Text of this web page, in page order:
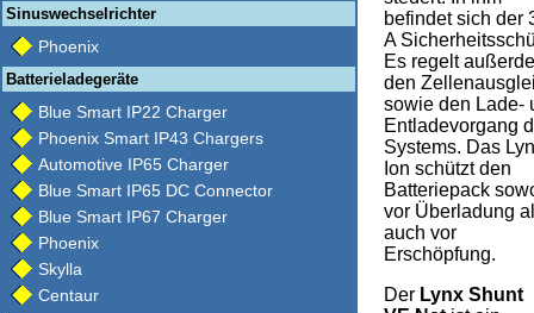
Sinuswechselrichter
Phoenix
Batterieladegeräte
Blue Smart IP22 Charger
Phoenix Smart IP43 Chargers
Automotive IP65 Charger
Blue Smart IP65 DC Connector
Blue Smart IP67 Charger
Phoenix
Skylla
Centaur
befindet sich der
A
Es regelt
den
sowie den Lade-
Entladevorgang
Systems. Das
Ion schützt den
Batteriepack
vor Überladung
auch vor
Erschöpfung.
Der Lynx Shunt